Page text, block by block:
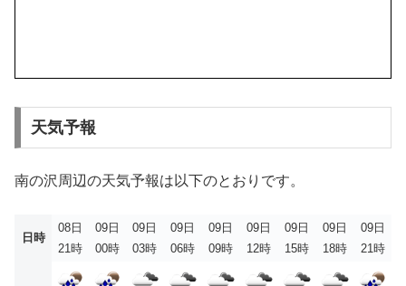
天気予報
南の沢周辺の天気予報は以下のとおりです。
日時
08日
21時
09日
00時
09日
03時
09日
06時
09日
09時
09日
12時
09日
15時
09日
18時
09日
21時